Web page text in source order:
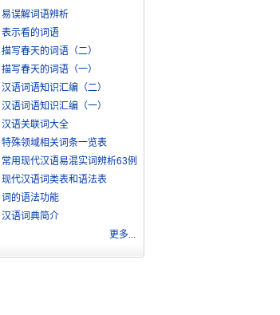
易误解词语辨析
表示看的词语
描写春天的词语（二）
描写春天的词语（一）
汉语词语知识汇编（二）
汉语词语知识汇编（一）
汉语关联词大全
特殊领域相关词条一览表
常用现代汉语易混实词辨析63例
现代汉语词类表和语法表
词的语法功能
汉语词典简介
更多...